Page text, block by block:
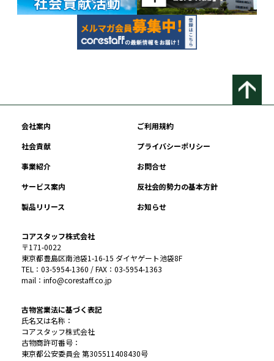
会社案内
ご利用規約
社会貢献
プライバシーポリシー
事業紹介
お問合せ
サービス案内
反社会的勢力の基本方針
製品リリース
お知らせ
コアスタッフ株式会社
〒171-0022
東京都豊島区南池袋1-16-15 ダイヤゲート池袋8F
TEL：03-5954-1360 / FAX：03-5954-1363
mail：info@corestaff.co.jp
古物営業法に基づく表記
氏名又は名称：
コアスタッフ株式会社
古物商許可番号：
東京都公安委員会 第305511408430号